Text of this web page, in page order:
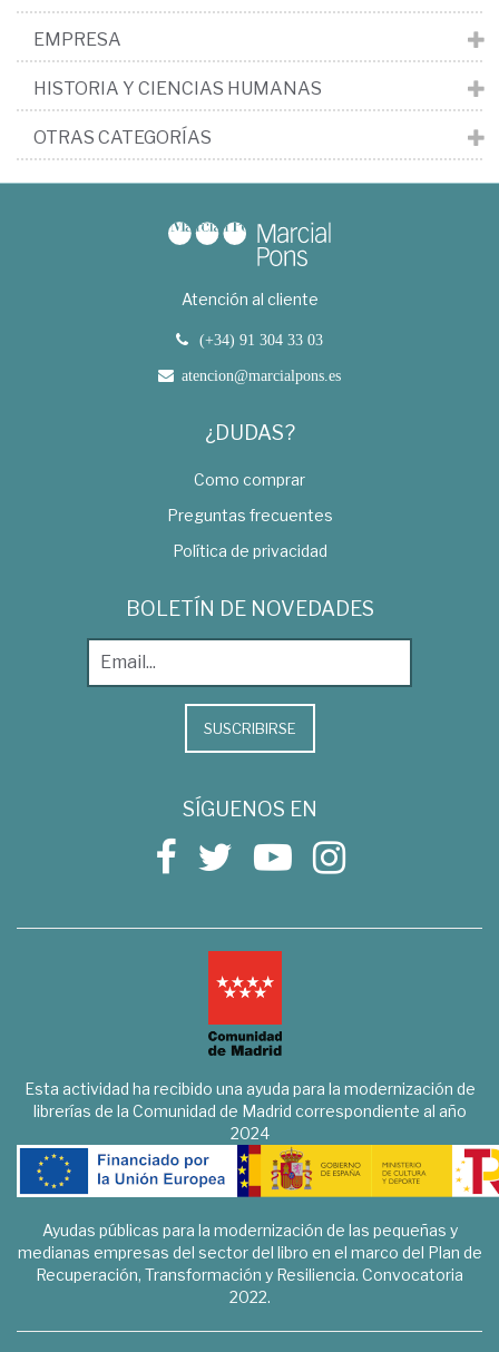
EMPRESA
HISTORIA Y CIENCIAS HUMANAS
OTRAS CATEGORÍAS
Atención al cliente
(+34) 91 304 33 03
atencion@marcialpons.es
¿DUDAS?
Como comprar
Preguntas frecuentes
Política de privacidad
BOLETÍN DE NOVEDADES
SUSCRIBIRSE
SÍGUENOS EN
Esta actividad ha recibido una ayuda para la modernización de
librerías de la Comunidad de Madrid correspondiente al año
2024
Ayudas públicas para la modernización de las pequeñas y
medianas empresas del sector del libro en el marco del Plan de
Recuperación, Transformación y Resiliencia. Convocatoria
2022.